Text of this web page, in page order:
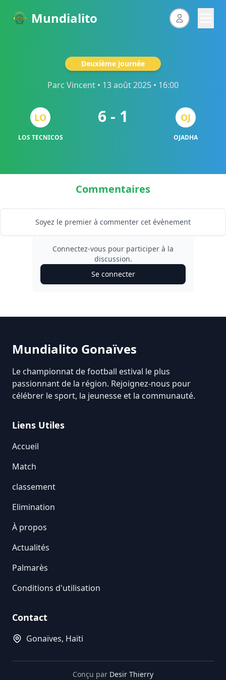
Mundialito
Deuxième journée
Parc Vincent • 13 août 2025 • 16:00
LO
LOS TECNICOS
6 - 1 OJ
OJADHA
Commentaires
Soyez le premier à commenter cet évènement
Connectez-vous pour participer à la
discussion.
Se connecter
Mundialito Gonaïves
Le championnat de football estival le plus
passionnant de la région. Rejoignez-nous pour
célébrer le sport, la jeunesse et la communauté.
Liens Utiles
Accueil
Match
classement
Elimination
À propos
Actualités
Palmarès
Conditions d'utilisation
Contact
Gonaïves, Haïti
Conçu par Desir Thierry